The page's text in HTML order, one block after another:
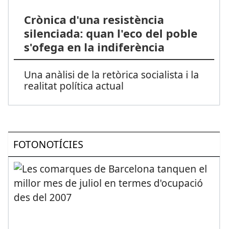
Crònica d'una resistència
silenciada: quan l'eco del poble
s'ofega en la indiferència
Una anàlisi de la retòrica socialista i la
realitat política actual
FOTONOTÍCIES